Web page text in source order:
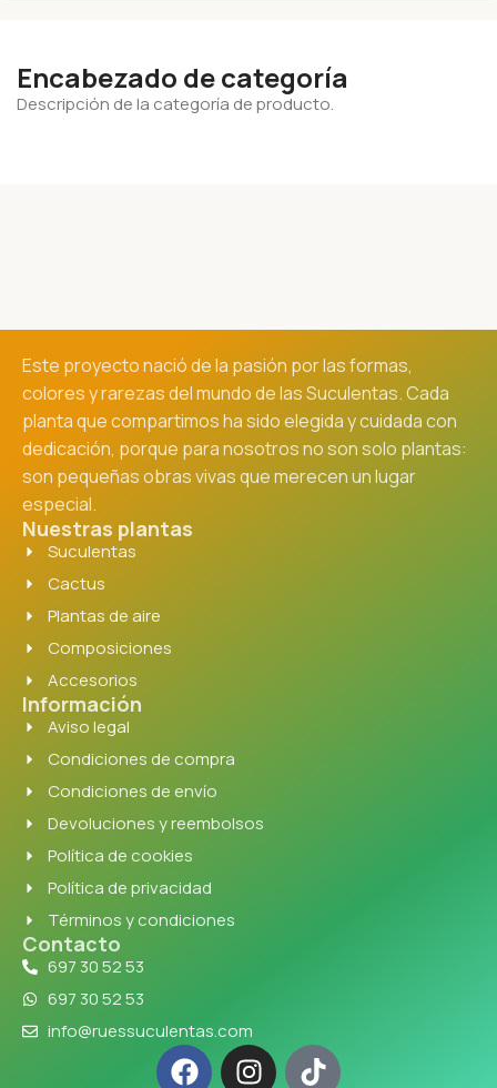
Encabezado de categoría
Descripción de la categoría de producto.
Este proyecto nació de la pasión por las formas,
colores y rarezas del mundo de las Suculentas. Cada
planta que compartimos ha sido elegida y cuidada con
dedicación, porque para nosotros no son solo plantas:
son pequeñas obras vivas que merecen un lugar
especial.
Nuestras plantas
Suculentas
Cactus
Plantas de aire
Composiciones
Accesorios
Información
Aviso legal
Condiciones de compra
Condiciones de envío
Devoluciones y reembolsos
Política de cookies
Política de privacidad
Términos y condiciones
Contacto
697 30 52 53
697 30 52 53
info@ruessuculentas.com